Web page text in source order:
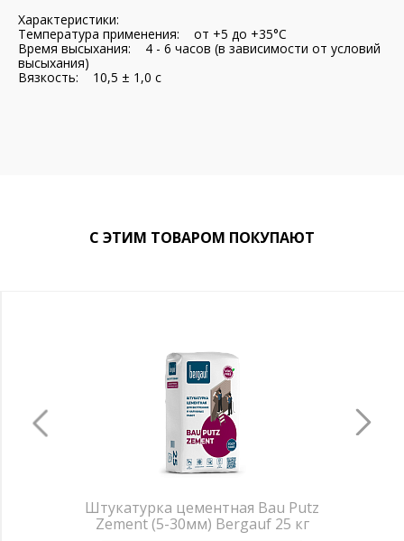
Характеристики:
Температура применения: от +5 до +35°С
Время высыхания: 4 - 6 часов (в зависимости от условий
высыхания)
Вязкость: 10,5 ± 1,0 с
С ЭТИМ ТОВАРОМ ПОКУПАЮТ
Штукатурка цементная Bau Putz
Zement (5-30мм) Bergauf 25 кг